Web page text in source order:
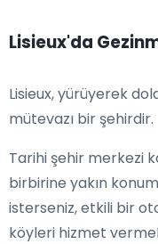
Lisieux'da
Lisieux, yürüyerek
mütevazı bir şehirdir.
Tarihi şehir merkezi
birbirine yakın
isterseniz, etkili bir
köyleri hizmet